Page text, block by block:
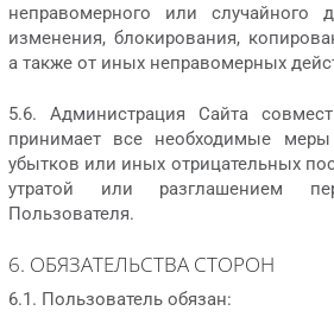
неправомерного или случайного
изменения, блокирования,
а также от иных неправомерных
5.6. Администрация Сайта
принимает все необходимые
убытков или иных отрицательных
утратой или разглашением
Пользователя.
6. ОБЯЗАТЕЛЬСТВА СТОРОН
6.1. Пользователь обязан: